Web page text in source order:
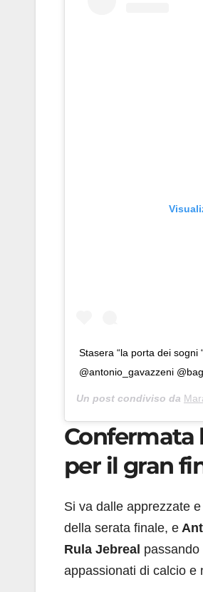
Stasera “la porta dei
@antonio_gavazzeni
Un post condiviso da
Confermata
per il gran
Si va dalle apprezzate
della serata finale, e
Rula Jebreal
appassionati di calcio e